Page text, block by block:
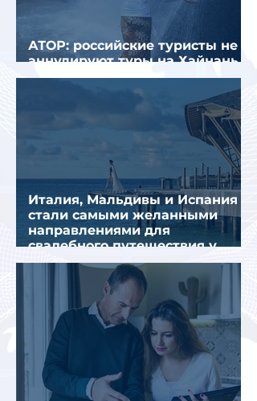
АТОР: российские туристы не
аннулируют туры на Хайнань
из-за тайфуна «Дельфин»
Италия, Мальдивы и Испания
стали самыми желанными
направлениями для
свадебного путешествия у
россиян